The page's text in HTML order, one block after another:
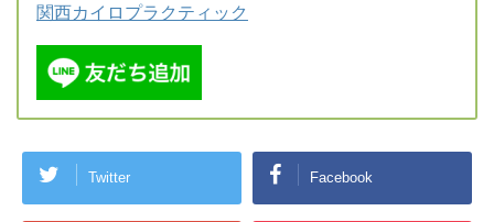
関西カイロプラクティック
Twitter Facebook